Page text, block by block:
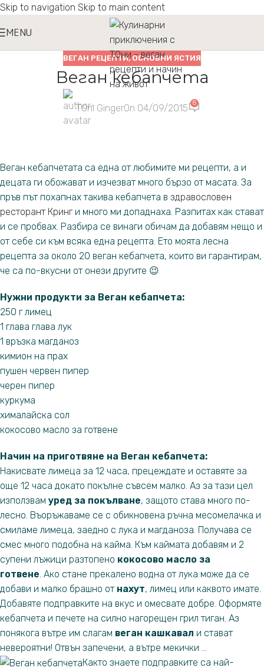
Skip to navigation Skip to main content
MENU
ВЕГАН РЕЦЕПТИ, ОСНОВНИ ЯСТИЯ
Веган кебапчета
TOni GingerOn 04/09/2015 8
Веган кебапчетата са една от любимите ми рецепти, а и
децата ги обожават и изчезват много бързо от масата. За
пръв път похапнах такива кебапчета в здравословен
ресторант Кринг и много ми допаднаха. Разпитах как стават
и се пробвах. Разбира се винаги обичам да добавям нещо и
от себе си към всяка една рецепта. Ето моята лесна
рецепта за около 20 веган кебапчета, които ви гарантирам,
че са по-вкусни от онези другите 😉
Нужни продукти за Веган кебапчета:
250 г лимец
1 глава глава лук
1 връзка магданоз
кимион на прах
пушен червен пипер
черен пипер
куркума
хималайска сол
кокосово масло за готвене
Начин на приготвяне на Веган кебапчета:
Накисвате лимеца за 12 часа, прецеждате и оставяте за
още 12 часа докато покълне съвсем малко. Аз за тази цел
използвам уред за покълване, защото става много по-
лесно. Въоръжаваме се с обикновена ръчна месомелачка и
смиламе лимеца, заедно с лука и магданоза. Получава се
смес много подобна на кайма. Към каймата добавям и 2
супени лъжици разтопено кокосово масло за
готвене . Ако стане прекалено водна от лука може да се
добави и малко брашно от нахут, лимец или каквото имате.
Добавяте подправките на вкус и омесвате добре. Оформяте
кебапчета и печете на силно нагорещен грил тиган. Аз
понякога вътре им слагам веган кашкавал и стават
невероятни! Отвън запечени, а вътре мекички …
Както знаете подправките са най-